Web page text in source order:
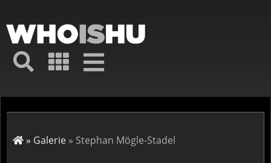
Inhalt
Navigation
Kurz-
SucheGalerie
Startseite
Galerie Stephan Mögle-Stadel